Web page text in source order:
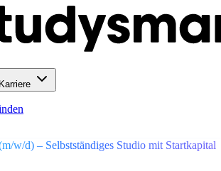
w/d) – Selbstständiges Studio mit Startkapital